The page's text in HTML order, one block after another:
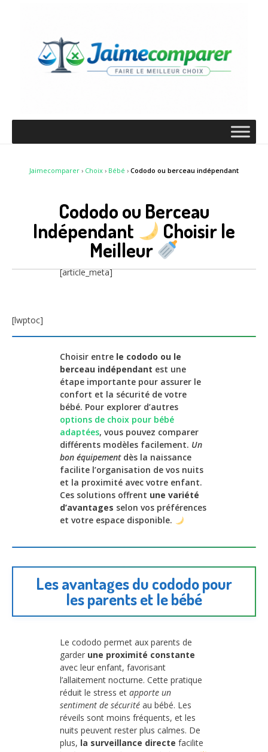
Jaimecomparer › Choix › Bébé › Cododo ou berceau indépendant
Cododo ou Berceau
Indépendant
Choisir le
Meilleur
[article_meta]
[lwptoc]
Choisir entre le cododo ou le
berceau indépendant est une
étape importante pour assurer le
confort et la sécurité de votre
bébé. Pour explorer d’autres
options de choix pour bébé
adaptées, vous pouvez comparer
différents modèles facilement. Un
bon équipementdès la naissance
facilite l’organisation de vos nuits
et la proximité avec votre enfant.
Ces solutions offrent une variété
d’avantages selon vos préférences
et votre espace disponible.
Les avantages du cododo pour
les parents et le bébé
Le cododo permet aux parents de
garder une proximité constante
avec leur enfant, favorisant
l’allaitement nocturne. Cette pratique
réduit le stress et apporte un
sentiment de sécurité au bébé. Les
réveils sont moins fréquents, et les
nuits peuvent rester plus calmes. De
plus, la surveillance directe facilite